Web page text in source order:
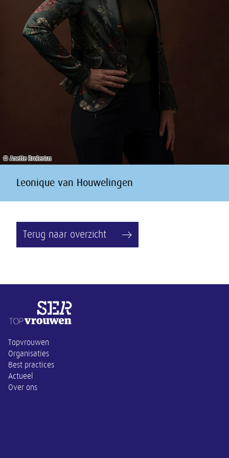
© Anette Brolenius
Leonique van Houwelingen
Terug naar overzicht
Overige informatie
Topvrouwen
Organisaties
Best practices
Actueel
Over ons